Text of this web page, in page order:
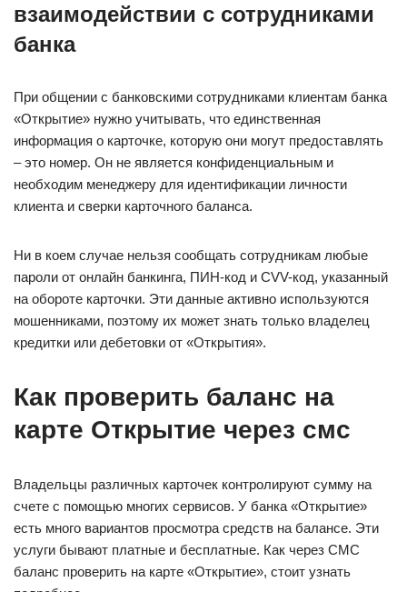
взаимодействии с сотрудниками
банка
При общении с банковскими сотрудниками клиентам банка
«Открытие» нужно учитывать, что единственная
информация о карточке, которую они могут предоставлять
– это номер. Он не является конфиденциальным и
необходим менеджеру для идентификации личности
клиента и сверки карточного баланса.
Ни в коем случае нельзя сообщать сотрудникам любые
пароли от онлайн банкинга, ПИН-код и CVV-код, указанный
на обороте карточки. Эти данные активно используются
мошенниками, поэтому их может знать только владелец
кредитки или дебетовки от «Открытия».
Как проверить баланс на
карте Открытие через смс
Владельцы различных карточек контролируют сумму на
счете с помощью многих сервисов. У банка «Открытие»
есть много вариантов просмотра средств на балансе. Эти
услуги бывают платные и бесплатные. Как через СМС
баланс проверить на карте «Открытие», стоит узнать